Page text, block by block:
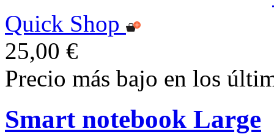
Quick Shop
25,00 €
Precio más bajo en los
Smart notebook Large